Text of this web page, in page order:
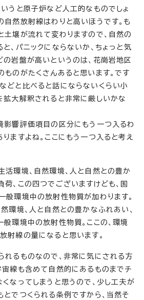
いうと原子炉など人工的なものでしょ
自然放射線はわりと高いほうです。も
土壌が流れて変わりますので、自然の
、パニックにならないか、ちょっと気
の岩盤が高いというのは、花崗岩地区
ものがたくさんあると思います。です
どと比べると話にならないくらい小
拡大解釈されると非常に厳しいかな
影響評価項目の区分にもう一つ入るわ
ますよね。ここにもう一つ入ると考え
活環境、自然環境、人と自然との豊か
、この四つでございますけども、国
般環境中の放射性物質が加わります。
環境、人と自然との豊かなふれあい、
般環境中の放射性物質。ここの、環境
射線の量になると思います。
れるものなので、非常に気にされる方
宙線も含めて自然的にあるものまでチ
くなってしまうと思うので、少し工夫が
とでつくられる条例ですから、当然そ